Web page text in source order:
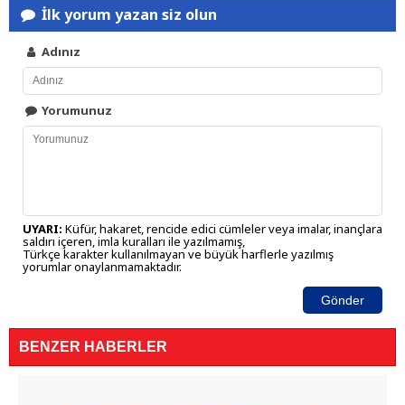
İlk yorum yazan siz olun
Adınız
Yorumunuz
UYARI: Küfür, hakaret, rencide edici cümleler veya imalar, inançlara
saldırı içeren, imla kuralları ile yazılmamış,
Türkçe karakter kullanılmayan ve büyük harflerle yazılmış
yorumlar onaylanmamaktadır.
Gönder
BENZER HABERLER